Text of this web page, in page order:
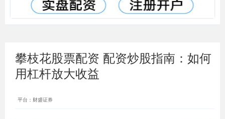
攀枝花股票配资 配资炒股指南：如何
用杠杆放大收益
平台：财盛证券